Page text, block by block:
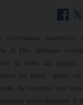
celebrazione eucaristica,
di Dio, abbiamo
di unità del gregge,
dei fedeli, aperta sul
ha ricordato con
particolarmente il